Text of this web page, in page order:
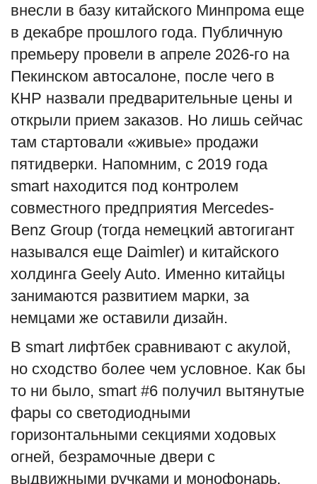
Язык
внесли в базу китайского Минпрома еще
в декабре прошлого года. Публичную
премьеру провели в апреле 2026-го на
Пекинском автосалоне, после чего в
КНР назвали предварительные цены и
открыли прием заказов. Но лишь сейчас
там стартовали «живые» продажи
пятидверки. Напомним, с 2019 года
smart находится под контролем
совместного предприятия Mercedes-
Benz Group (тогда немецкий автогигант
назывался еще Daimler) и китайского
холдинга Geely Auto. Именно китайцы
занимаются развитием марки, за
немцами же оставили дизайн.
В smart лифтбек сравнивают с акулой,
но сходство более чем условное. Как бы
то ни было, smart #6 получил вытянутые
фары со светодиодными
горизонтальными секциями ходовых
огней, безрамочные двери с
выдвижными ручками и монофонарь.